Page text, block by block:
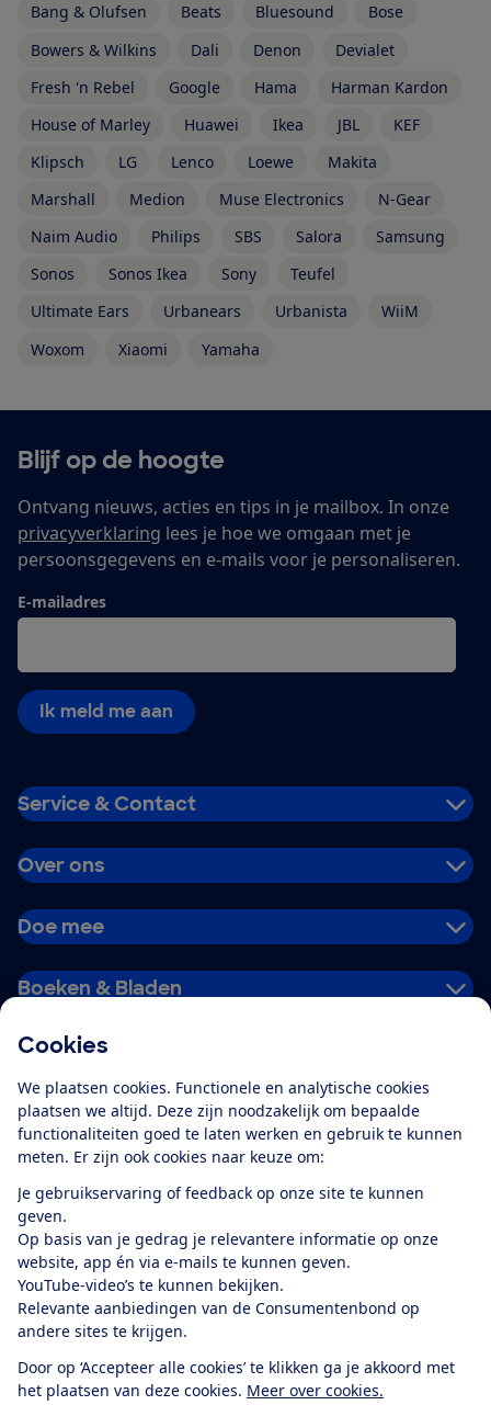
Cookies
We plaatsen cookies. Functionele en analytische cookies
plaatsen we altijd. Deze zijn noodzakelijk om bepaalde
functionaliteiten goed te laten werken en gebruik te kunnen
meten. Er zijn ook cookies naar keuze om:
Je gebruikservaring of feedback op onze site te kunnen
geven.
Op basis van je gedrag je relevantere informatie op onze
website, app én via e-mails te kunnen geven.
YouTube-video’s te kunnen bekijken.
Relevante aanbiedingen van de Consumentenbond op
andere sites te krijgen.
Door op ‘Accepteer alle cookies’ te klikken ga je akkoord met
het plaatsen van deze cookies. Meer over cookies.
Bang & Olufsen
Beats Bluesound
Bose
Bowers & Wilkins
Dali Denon
Devialet
Fresh 'n Rebel
Google Hama
Harman Kardon
House of Marley
Huawei Ikea JBL
KEF
Klipsch
LG Lenco Loewe
Makita
Marshall
Medion Muse Electronics
N-Gear
Naim Audio
Philips SBS Salora
Samsung
Sonos
Sonos Ikea Sony
Teufel
Ultimate Ears
Urbanears Urbanista
WiiM
Woxom
Xiaomi Yamaha
Blijf op de hoogte
Ontvang nieuws, acties en tips in je mailbox. In onze
privacyverklaring lees je hoe we omgaan met je
persoonsgegevens en e-mails voor je personaliseren.
E-mailadres
Ik meld me aan
Service & Contact
Over ons
Doe mee
Boeken & Bladen
Alles over de
app
Algemene Voorwaarden
Privacyverklaring
Cookiebeleid
Privacyvoorkeuren
Toegankelijkheid
RSS-feed nieuws
Facebook
TwitterInstagram
YoutubeLinkedIn
12.901consumentenbeoordelen de Consumentenbondmet gemiddeld